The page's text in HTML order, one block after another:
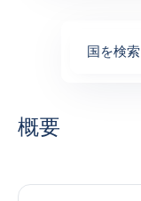
国を検索
概要